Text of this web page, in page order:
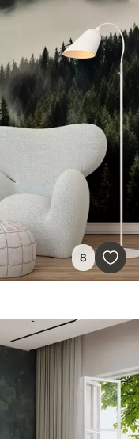
8